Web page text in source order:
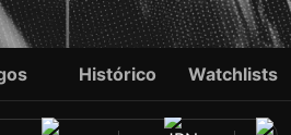
MITO
Histórico Watchlists